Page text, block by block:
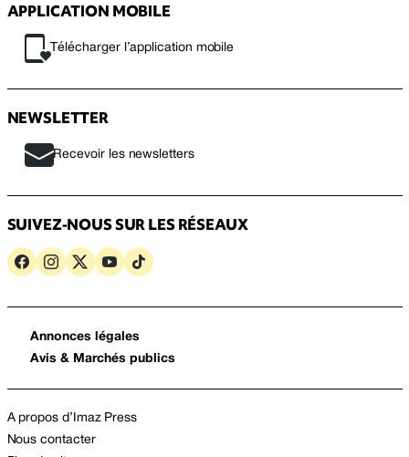
APPLICATION MOBILE
Télécharger l’application mobile
NEWSLETTER
Recevoir les newsletters
SUIVEZ-NOUS SUR LES RÉSEAUX
Annonces légales
Avis & Marchés publics
A propos d’Imaz Press
Nous contacter